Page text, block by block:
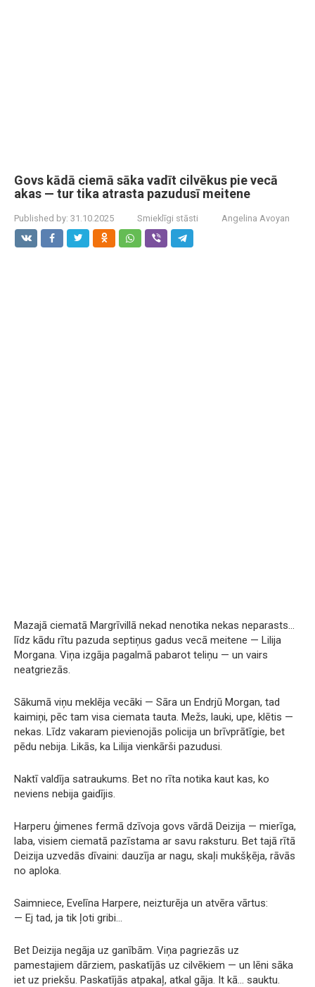
Govs kādā ciemā sāka vadīt cilvēkus pie vecā
akas — tur tika atrasta pazudusī meitene
Published by: 31.10.2025 Smieklīgi stāsti Angelina Avoyan
Mazajā ciematā Margrīvillā nekad nenotika nekas neparasts…
līdz kādu rītu pazuda septiņus gadus vecā meitene — Lilija
Morgana. Viņa izgāja pagalmā pabarot teliņu — un vairs
neatgriezās.
Sākumā viņu meklēja vecāki — Sāra un Endrjū Morgan, tad
kaimiņi, pēc tam visa ciemata tauta. Mežs, lauki, upe, klētis —
nekas. Līdz vakaram pievienojās policija un brīvprātīgie, bet
pēdu nebija. Likās, ka Lilija vienkārši pazudusi.
Naktī valdīja satraukums. Bet no rīta notika kaut kas, ko
neviens nebija gaidījis.
Harperu ģimenes fermā dzīvoja govs vārdā Deizija — mierīga,
laba, visiem ciematā pazīstama ar savu raksturu. Bet tajā rītā
Deizija uzvedās dīvaini: dauzīja ar nagu, skaļi mukšķēja, rāvās
no aploka.
Saimniece, Evelīna Harpere, neizturēja un atvēra vārtus:
— Ej tad, ja tik ļoti gribi…
Bet Deizija negāja uz ganībām. Viņa pagriezās uz
pamestajiem dārziem, paskatījās uz cilvēkiem — un lēni sāka
iet uz priekšu. Paskatījās atpakaļ, atkal gāja. It kā… sauktu.